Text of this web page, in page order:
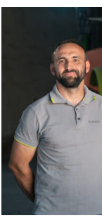
CLAAS
AMAZONE
не
са
само